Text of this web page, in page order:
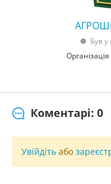
Був
Організація
Коментарі: 0
Увійдіть або